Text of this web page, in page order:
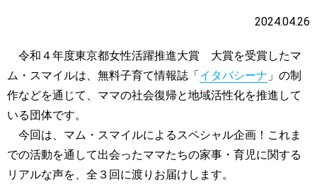
2024.04.26
令和４年度東京都女性活躍推進大賞 大賞を受賞したマ
ム・スマイルは、無料子育て情報誌「イタバシーナ 」の制
作などを通じて、ママの社会復帰と地域活性化を推進して
いる団体です。
今回は、マム・スマイルによるスペシャル企画！これま
での活動を通して出会ったママたちの家事・育児に関する
リアルな声を、全３回に渡りお届けします。